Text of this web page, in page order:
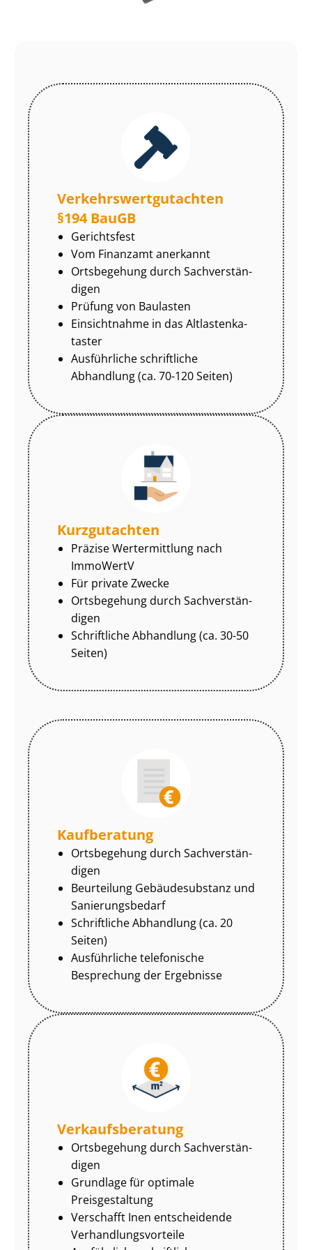
Ver­kehrs­wert­gut­ach­ten
§194 BauGB
Gerichtsfest
Vom Finanzamt anerkannt
Ortsbegehung durch Sach­ver­stän­
di­gen
Prüfung von Baulasten
Einsichtnahme in das Alt­las­ten­ka­
tas­ter
Ausführliche schriftliche
Abhandlung (ca. 70-120 Seiten)
Kurzgutachten
Präzise Wertermittlung nach
ImmoWertV
Für private Zwecke
Ortsbegehung durch Sach­ver­stän­
di­gen
Schriftliche Abhandlung (ca. 30-50
Seiten)
Kaufberatung
Ortsbegehung durch Sach­ver­stän­
di­gen
Beurteilung Gebäudesubstanz und
Sa­nie­rungs­be­darf
Schriftliche Abhandlung (ca. 20
Seiten)
Ausführliche telefonische
Besprechung der Ergebnisse
Ver­kaufs­be­ra­tung
Ortsbegehung durch Sach­ver­stän­
di­gen
Grundlage für optimale
Preisgestaltung
Verschafft Inen entscheidende
Ver­hand­lungs­vor­tei­le